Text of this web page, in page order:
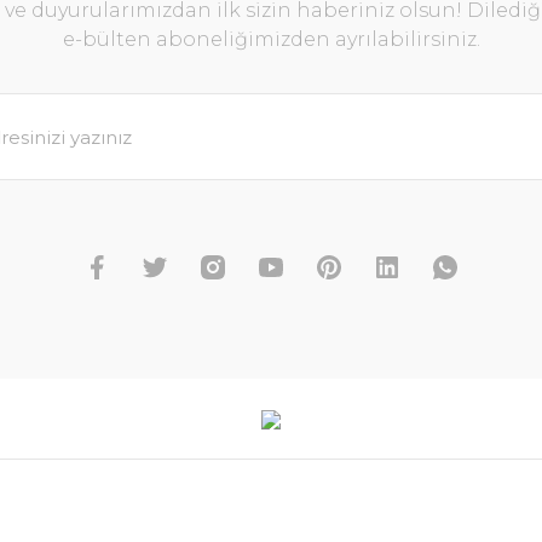
ve duyurularımızdan ilk sizin haberiniz olsun!
e-bülten aboneliğimizden ayrılabilirsiniz.